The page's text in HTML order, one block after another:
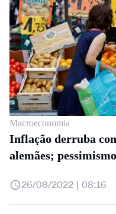
Macroeconomia
Inflação derruba
alemães;
26/08/2022 | 08:16